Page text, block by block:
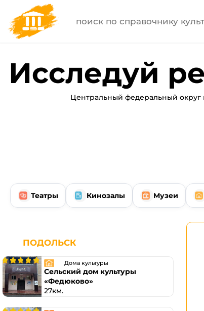
Исследуй
Центральный федеральный округ
Театры Кинозалы Музеи
ПОДОЛЬСК
Дома культуры
Сельский дом культуры
«Федюково»
27км.